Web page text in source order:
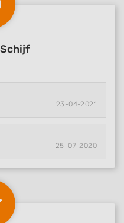
23-04-2021
25-07-2020